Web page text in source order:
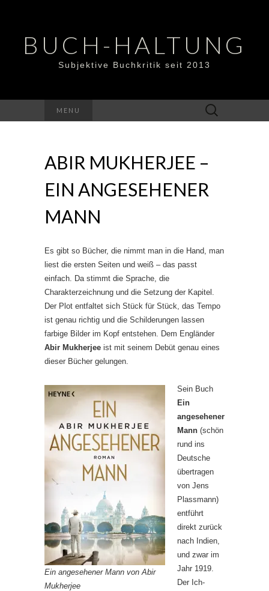
BUCH-HALTUNG
Subjektive Buchkritik seit 2013
MENU
Suchen
nach:
ABIR MUKHERJEE –
EIN ANGESEHENER
MANN
Es gibt so Bücher, die nimmt man in die Hand, man
liest die ersten Seiten und weiß – das passt
einfach. Da stimmt die Sprache, die
Charakterzeichnung und die Setzung der Kapitel.
Der Plot entfaltet sich Stück für Stück, das Tempo
ist genau richtig und die Schilderungen lassen
farbige Bilder im Kopf entstehen. Dem Engländer
Abir Mukherjee ist mit seinem Debüt genau eines
dieser Bücher gelungen.
Ein angesehener Mann von Abir
Mukherjee
Sein Buch
Ein
angesehener
Mann (schön
rund ins
Deutsche
übertragen
von Jens
Plassmann)
entführt
direkt zurück
nach Indien,
und zwar im
Jahr 1919.
Der Ich-